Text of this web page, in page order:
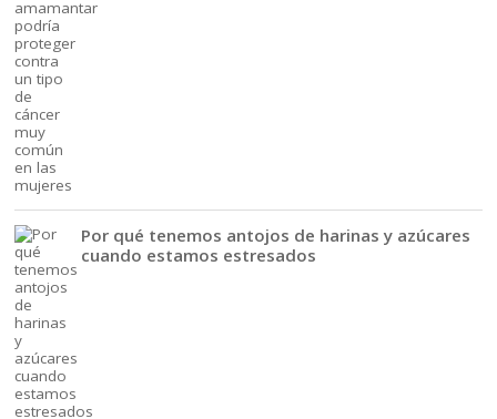
Por qué tenemos antojos de harinas y azúcares
cuando estamos estresados